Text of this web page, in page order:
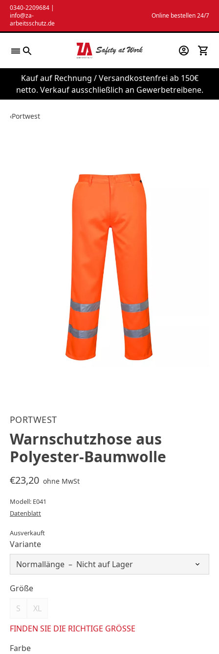
Zum
Inhalt
springen
0340-2209684 |
info@za-
arbeitsschutz.de
Online bestellen 24/7
Kauf auf Rechnung / Versandkostenfrei ab 150€
netto. Verkauf ausschließlich an Gewerbetreibene.
‹Portwest
PORTWEST
Warnschutzhose aus
Polyester-Baumwolle
€23,20 ohne MwSt
Modell: E041
Datenblatt
Ausverkauft
Variante
Größe
S
XL
FINDEN SIE DIE RICHTIGE GRÖSSE
Farbe